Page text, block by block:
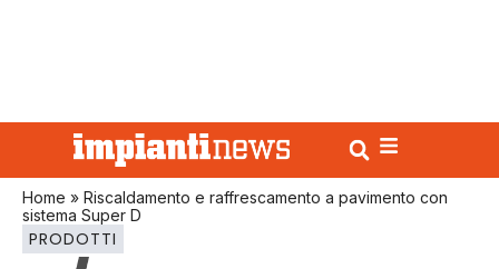
Home » Riscaldamento e raffrescamento a pavimento con
sistema Super D
PRODOTTI